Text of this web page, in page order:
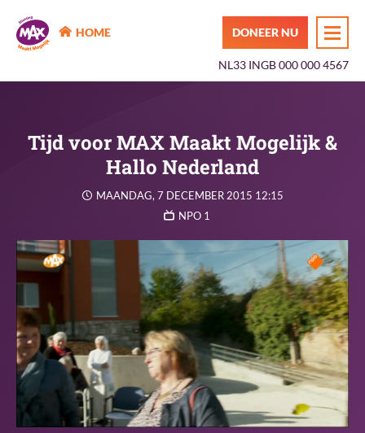
MAX Maakt Mogelijk
HOME DONEER NU
NL33 INGB 000 000 4567
Tijd voor MAX Maakt Mogelijk &
Hallo Nederland
MAANDAG, 7 DECEMBER 2015 12:15
NPO 1